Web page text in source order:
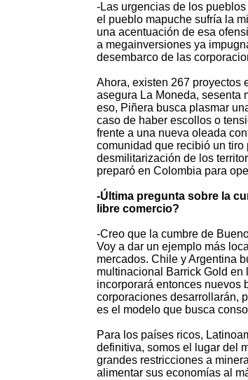
-Las urgencias de los
el pueblo mapuche sufría la
una acentuación de esa
a megainversiones ya
desembarco de las
Ahora, existen 267 proyectos
asegura La Moneda, sesenta
eso, Piñera busca plasmar
caso de haber escollos o
frente a una nueva oleada
comunidad que recibió un
desmilitarización de los
preparó en Colombia para
-Última pregunta sobre la
libre comercio?
-Creo que la cumbre de
Voy a dar un ejemplo más
mercados. Chile y Argentina
multinacional Barrick Gold en
incorporará entonces nuevos
corporaciones desarrollarán,
es el modelo que busca
Para los países ricos,
definitiva, somos el lugar del
grandes restricciones a
alimentar sus economías al